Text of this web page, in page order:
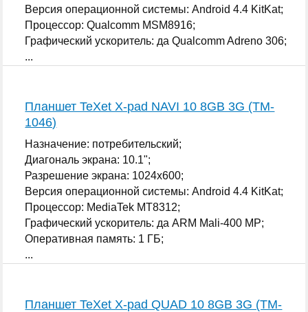
Версия операционной системы: Android 4.4 KitKat;
Процессор: Qualcomm MSM8916;
Графический ускоритель: да Qualcomm Adreno 306;
...
Планшет TeXet X-pad NAVI 10 8GB 3G (TM-
1046)
Назначение: потребительский;
Диагональ экрана: 10.1";
Разрешение экрана: 1024x600;
Версия операционной системы: Android 4.4 KitKat;
Процессор: MediaTek MT8312;
Графический ускоритель: да ARM Mali-400 MP;
Оперативная память: 1 ГБ;
...
Планшет TeXet X-pad QUAD 10 8GB 3G (TM-